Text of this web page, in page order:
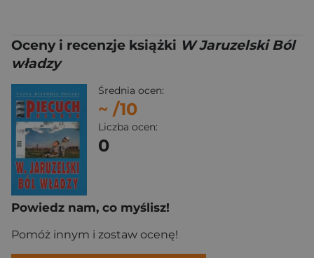
Oceny i recenzje książki W Jaruzelski Ból
władzy
Średnia ocen:
~ /10
Liczba ocen:
0
Powiedz nam, co myślisz!
Pomóż innym i zostaw ocenę!